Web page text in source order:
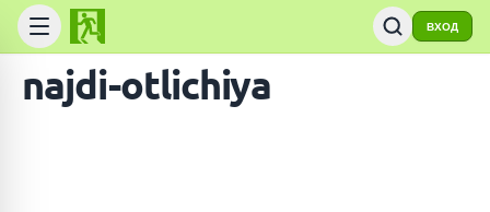
ВХОД
najdi-otlichiya